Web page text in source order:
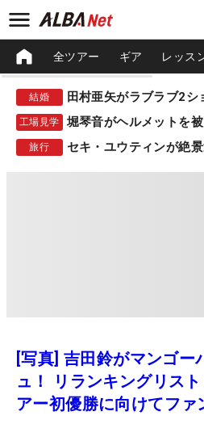
全ツアー ギア レッス
結婚 田村亜矢がラブラブ2シ
工場見学 堀琴音がヘルメットを
旅行 セキ・ユウティンが絶
[写真] 吉田鈴がマンゴー
ュ！ リランキングリス
アー初優勝に向けてファ